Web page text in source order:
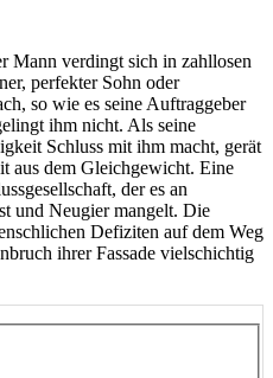
Mann verdingt sich in zahllosen
perfekter Sohn oder
so wie es seine Auftraggeber
ihm nicht. Als seine
Schluss mit ihm macht, gerät
aus dem Gleichgewicht. Eine
der es an
und Neugier mangelt. Die
Defiziten auf dem Weg
ihrer Fassade vielschichtig